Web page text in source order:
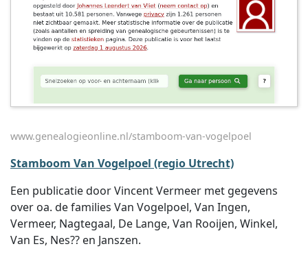
www.genealogieonline.nl/stamboom-van-vogelpoel
Stamboom Van Vogelpoel (regio Utrecht)
Een publicatie door Vincent Vermeer met gegevens
over oa. de families Van Vogelpoel, Van Ingen,
Vermeer, Nagtegaal, De Lange, Van Rooijen, Winkel,
Van Es, Nes?? en Janszen.